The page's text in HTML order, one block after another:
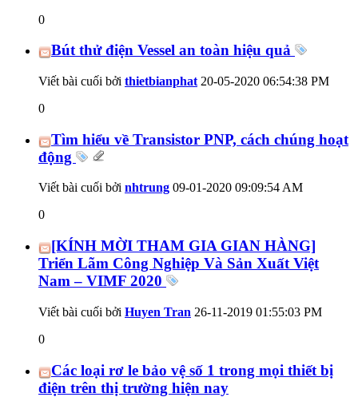
0
Bút thử điện Vessel an toàn hiệu quả
Viết bài cuối bởi thietbianphat 20-05-2020 06:54:38 PM
0
Tìm hiểu về Transistor PNP, cách chúng hoạt
động
Viết bài cuối bởi nhtrung 09-01-2020 09:09:54 AM
0
[KÍNH MỜI THAM GIA GIAN HÀNG]
Triển Lãm Công Nghiệp Và Sản Xuất Việt
Nam – VIMF 2020
Viết bài cuối bởi Huyen Tran 26-11-2019 01:55:03 PM
0
Các loại rơ le bảo vệ số 1 trong mọi thiết bị
điện trên thị trường hiện nay